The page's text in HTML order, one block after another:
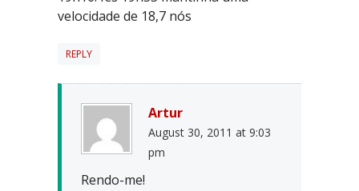
velocidade de 18,7 nós
REPLY
Artur
August 30, 2011 at 9:03
pm
Rendo-me!